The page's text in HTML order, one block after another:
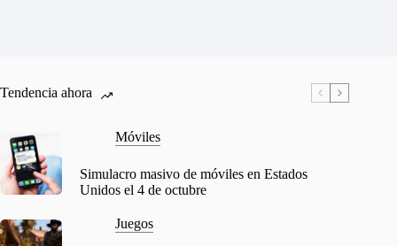
Tendencia ahora
Móviles
Simulacro masivo de móviles en Estados
Unidos el 4 de octubre
Juegos